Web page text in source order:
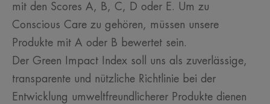
mit den Scores A, B, C, D oder E. Um zu
Conscious Care zu gehören, müssen unsere
Produkte mit A oder B bewertet sein.
Der Green Impact Index soll uns als zuverlässige,
transparente und nützliche Richtlinie bei der
Entwicklung umweltfreundlicherer Produkte dienen